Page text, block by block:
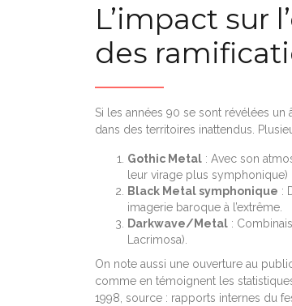
L’impact sur
des
Si les années 90 se sont révélées
dans des territoires inattendus.
Gothic Metal : Avec son
leur virage plus symphonique)
Black Metal symphonique :
imagerie baroque à l’extrême.
Darkwave/Metal :
Lacrimosa).
On note aussi une ouverture au
comme en témoignent les
1998, source : rapports internes du